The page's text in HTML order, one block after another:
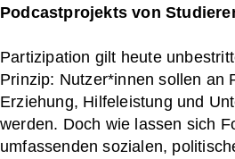
Podcastprojekts von
Partizipation gilt heute
Prinzip: Nutzer*innen sollen an
Erziehung, Hilfeleistung und
werden. Doch wie lassen sich
umfassenden sozialen,